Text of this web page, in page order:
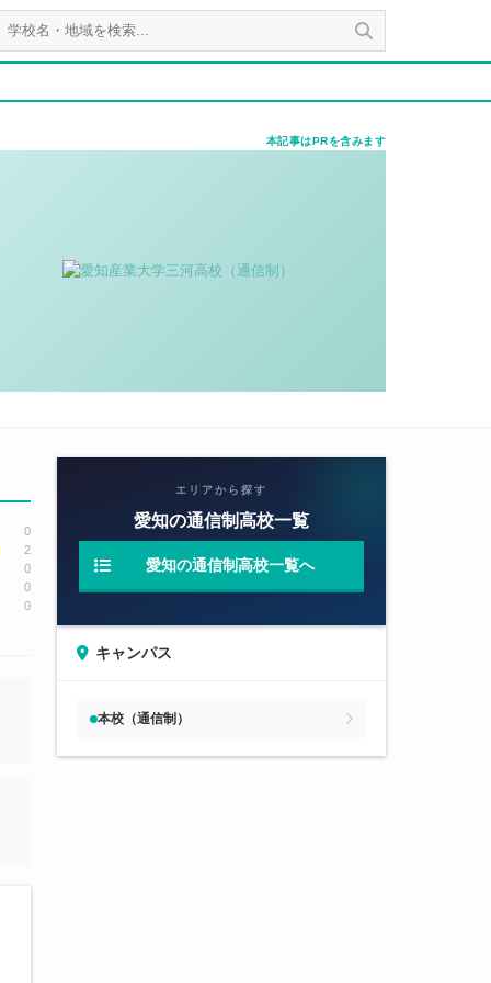
本記事はPRを含みます
0
2
0
0
0
エリアから探す
愛知の通信制高校一覧
愛知の通信制高校一覧へ
キャンパス
本校（通信制）